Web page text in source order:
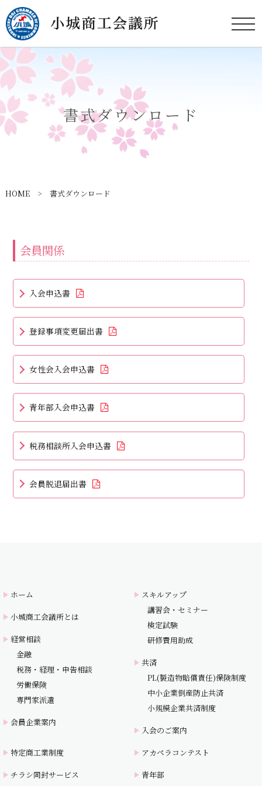
書式ダウンロード
HOME> 書式ダウンロード
会員関係
入会申込書
登録事項変更届出書
女性会入会申込書
青年部入会申込書
税務相談所入会申込書
会員脱退届出書
ホーム
小城商工会議所とは
経営相談
金融
税務・経理・申告相談
労働保険
専門家派遣
会員企業案内
スキルアップ
講習会・セミナー
検定試験
研修費用助成
共済
PL(製造物賠償責任)保険制度
中小企業倒産防止共済
小規模企業共済制度
入会のご案内
特定商工業制度
チラシ同封サービス
アカペラコンテスト
青年部